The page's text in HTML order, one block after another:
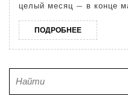
целый месяц — в конце
ПОДРОБНЕЕ